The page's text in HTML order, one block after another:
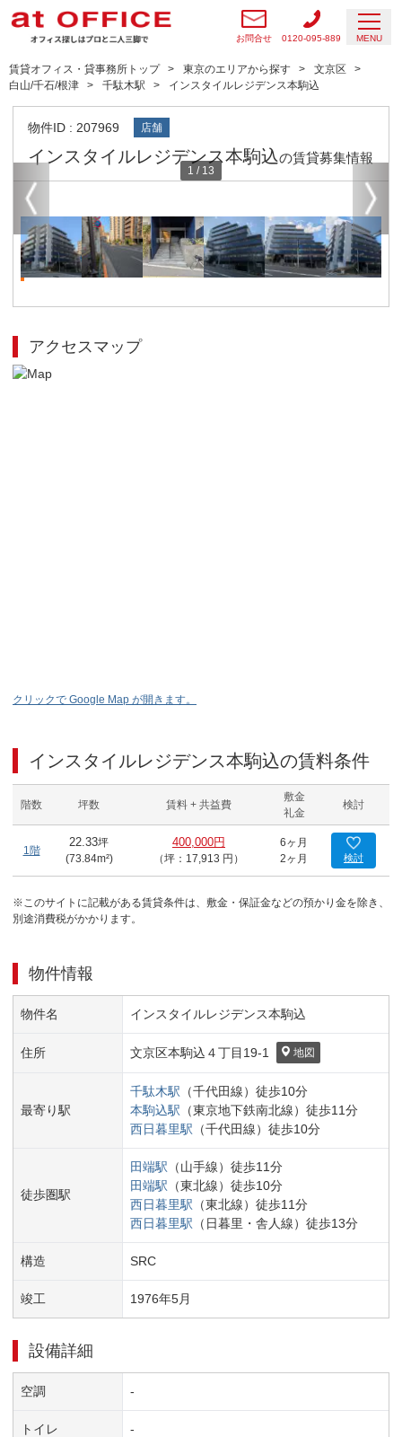
お問合せ 0120-095-889 MENU
賃貸オフィス・貸事務所トップ 東京のエリアから探す
文京区
白山/千石/根津
千駄木駅 インスタイルレジデンス本駒込
物件ID : 207969 店舗
インスタイルレジデンス本駒込の賃貸募集情報
1 / 13
アクセスマップ
クリックで Google Map が開きます。
インスタイルレジデンス本駒込の賃料条件
階数 坪数 賃料 + 共益費
敷金
礼金
検討
1階
22.33坪
(73.84m²)
400,000円
（坪：17,913 円）
6ヶ月
2ヶ月
検討
※このサイトに記載がある賃貸条件は、敷金・保証金などの預かり金を除き、
別途消費税がかかります。
物件情報
物件名 インスタイルレジデンス本駒込
住所 文京区本駒込４丁目 19-1 地図
最寄り駅
千駄木駅 （千代田線） 徒歩10分
本駒込駅 （東京地下鉄南北線） 徒歩11分
西日暮里駅 （千代田線） 徒歩10分
徒歩圏駅
田端駅 （山手線） 徒歩11分
田端駅 （東北線） 徒歩10分
西日暮里駅 （東北線） 徒歩11分
西日暮里駅 （ 日暮里・舎人線） 徒歩13分
構造 SRC
竣工 1976年5月
設備詳細
空調 -
トイレ -